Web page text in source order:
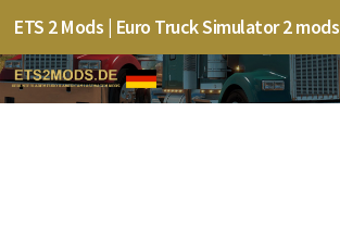
ETS 2 Mods | Euro Truck Simulator 2 mods